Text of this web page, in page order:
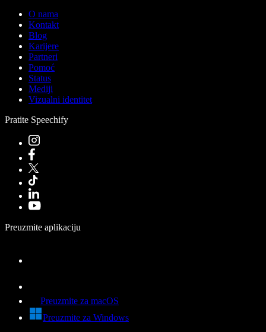
O nama
Kontakt
Blog
Karijere
Partneri
Pomoć
Status
Mediji
Vizualni identitet
Pratite Speechify
Preuzmite aplikaciju
Preuzmite za macOS
Preuzmite za Windows